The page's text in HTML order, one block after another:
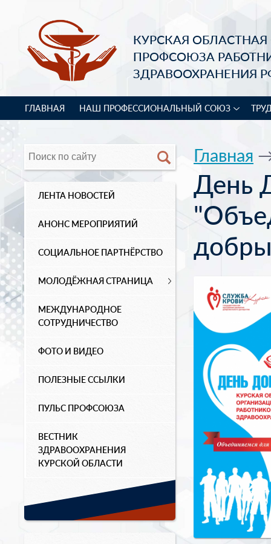
КУРСКАЯ
ПРОФСОЮЗА
ЗДРАВООХРАНЕНИЯ
ГЛАВНАЯ НАШ ПРОФЕССИОНАЛЬНЫЙ СОЮЗ
ЛЕНТА НОВОСТЕЙ
АНОНС МЕРОПРИЯТИЙ
СОЦИАЛЬНОЕ ПАРТНЁРСТВО
МОЛОДЁЖНАЯ СТРАНИЦА
МЕЖДУНАРОДНОЕ
СОТРУДНИЧЕСТВО
ФОТО И ВИДЕО
ПОЛЕЗНЫЕ ССЫЛКИ
ПУЛЬС ПРОФСОЮЗА
ВЕСТНИК
ЗДРАВООХРАНЕНИЯ
КУРСКОЙ ОБЛАСТИ
Главная
День